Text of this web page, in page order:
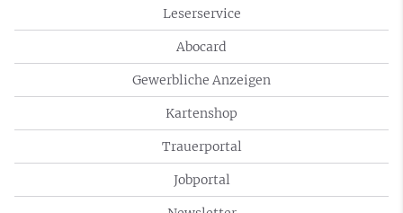
Leserservice
Abocard
Gewerbliche Anzeigen
Kartenshop
Trauerportal
Jobportal